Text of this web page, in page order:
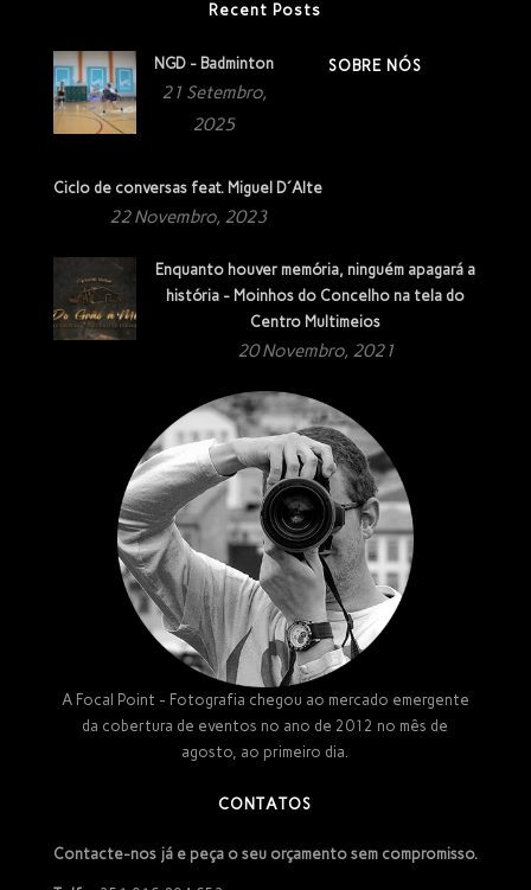
Recent Posts
NGD - Badminton
21 Setembro,
2025
Ciclo de conversas feat. Miguel D´Alte
22 Novembro, 2023
Enquanto houver memória, ninguém apagará a
história - Moinhos do Concelho na tela do
Centro Multimeios
20 Novembro, 2021
SOBRE NÓS
A Focal Point - Fotografia chegou ao mercado emergente
da cobertura de eventos no ano de 2012 no mês de
agosto, ao primeiro dia.
CONTATOS
Contacte-nos já e peça o seu orçamento sem compromisso.